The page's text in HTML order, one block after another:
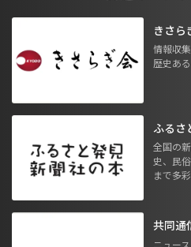
きさら
情報収
歴史あ
ふるさ
全国の
史、民
まで多
共同通
ニュー